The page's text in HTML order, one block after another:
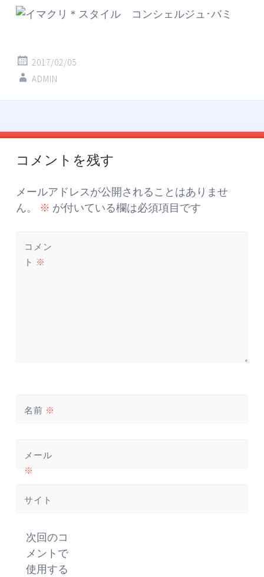
2017/02/05
ADMIN
投
稿
ナ
ビ
ゲ
ー
シ
ョ
ン
←
→
コメントを残す
メールアドレスが公開されることはありませ
ん。
※ が付いている欄は必須項目です
コメン
ト ※
名前 ※
メール
※
サイト
次回のコ
メントで
使用する